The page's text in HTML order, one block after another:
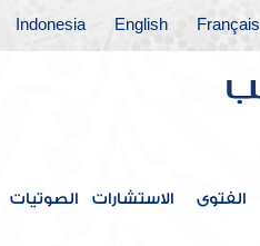
Français
English
Indonesia
الفتوى الاستشارات الصوتيات